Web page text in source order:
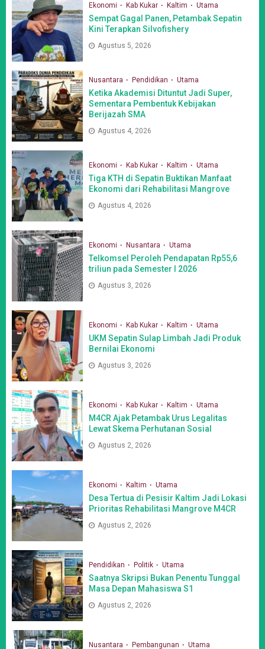
Ekonomi Kab Kukar Kaltim Utama
Sempat Gagal Panen, Petambak Sepatin
Kini Terapkan Silvofishery
Agustus 5, 2026
Nusantara Pendidikan Utama
Ketika Akademisi Dituntut Jadi Super,
Sementara Pembentuk Kebijakan
Berijazah SMA
Agustus 4, 2026
Ekonomi Kab Kukar Kaltim Utama
Tiga KTH di Sepatin Buktikan Manfaat
Ekonomi dari Rehabilitasi Mangrove
Agustus 4, 2026
Ekonomi Nusantara Utama
Telkomsel Peroleh Pendapatan Rp55,6
triliun pada Semester I 2026
Agustus 3, 2026
Ekonomi Kab Kukar Kaltim Utama
UKM Sepatin Sulap Limbah Jadi Produk
Bernilai Ekonomi
Agustus 3, 2026
Ekonomi Kab Kukar Kaltim Utama
M4CR Ajak Petambak Urus Legalitas
Lewat Skema Perhutanan Sosial
Agustus 2, 2026
Ekonomi Kaltim Utama
Desa Tertua di Pesisir Kaltim Jadi Lokasi
Prioritas Rehabilitasi Mangrove M4CR
Agustus 2, 2026
Pendidikan Politik Utama
Saatnya Skripsi Bukan Penentu Tunggal
Masa Depan Mahasiswa S1
Agustus 2, 2026
Nusantara Pembangunan Utama